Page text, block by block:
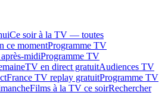
Ce soir à la TV — toutes
ce momentProgramme TV
midiProgramme TV
TV en direct gratuitAudiences TV
France TV replay gratuitProgramme TV
Films à la TV ce soirRechercher